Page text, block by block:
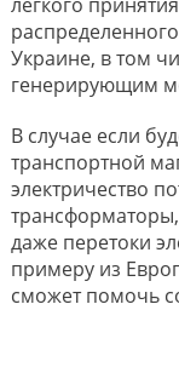
Украине, в том
генерирующим
В случае если
транспортной
электричество
даже перетоки
примеру из
сможет помочь